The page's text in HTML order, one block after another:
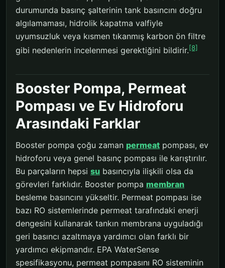
durumunda basınç şalterinin tank basıncını doğru
algılamaması, hidrolik kapatma valfiyle
uyumsuzluk veya kısmen tıkanmış karbon ön filtre
gibi nedenlerin incelenmesi gerektiğini bildirir.[8]
Booster Pompa, Permeat
Pompası ve Ev Hidroforu
Arasındaki Farklar
Booster pompa çoğu zaman permeat pompası, ev
hidroforu veya genel basınç pompası ile karıştırılır.
Bu parçaların hepsi su basıncıyla ilişkili olsa da
görevleri farklıdır. Booster pompa membran
besleme basıncını yükseltir. Permeat pompası ise
bazı RO sistemlerinde permeat tarafındaki enerji
dengesini kullanarak tankın membrana uyguladığı
geri basıncı azaltmaya yardımcı olan farklı bir
yardımcı ekipmandır. EPA WaterSense
spesifikasyonu, permeat pompasını RO sisteminin